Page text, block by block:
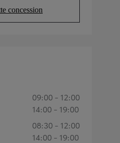
concession
in new tab)
09:00 - 12:00
14:00 - 19:00
08:30 - 12:00
14:00 - 19:00